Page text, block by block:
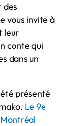
des
vous invite à
leur
conte qui
dans un
présenté
Le 9e